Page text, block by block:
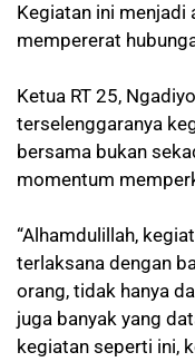
Kegiatan ini menjadi
mempererat
Ketua RT 25,
terselenggaranya
bersama bukan
momentum
“Alhamdulillah,
terlaksana dengan
orang, tidak hanya
juga banyak yang
kegiatan seperti ini,